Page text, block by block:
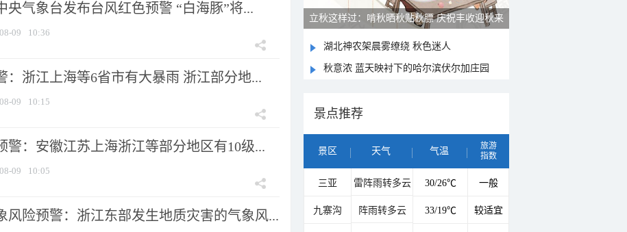
央气象台发布台风红色预警 “白海豚”将...
09 10:36
：浙江上海等6省市有大暴雨 浙江部分地...
09 10:15
警：安徽江苏上海浙江等部分地区有10级...
09 10:05
风险预警：浙江东部发生地质灾害的气象风...
立秋这样过：啃秋晒秋贴秋膘 庆祝丰收迎秋来
湖北神农架晨雾缭绕 秋色迷人
秋意浓 蓝天映衬下的哈尔滨伏尔加庄园
景点推荐
景区 天气 气温
旅游
指数
三亚 雷阵雨转多云 30/26℃ 一般
九寨沟 阵雨转多云 33/19℃ 较适宜